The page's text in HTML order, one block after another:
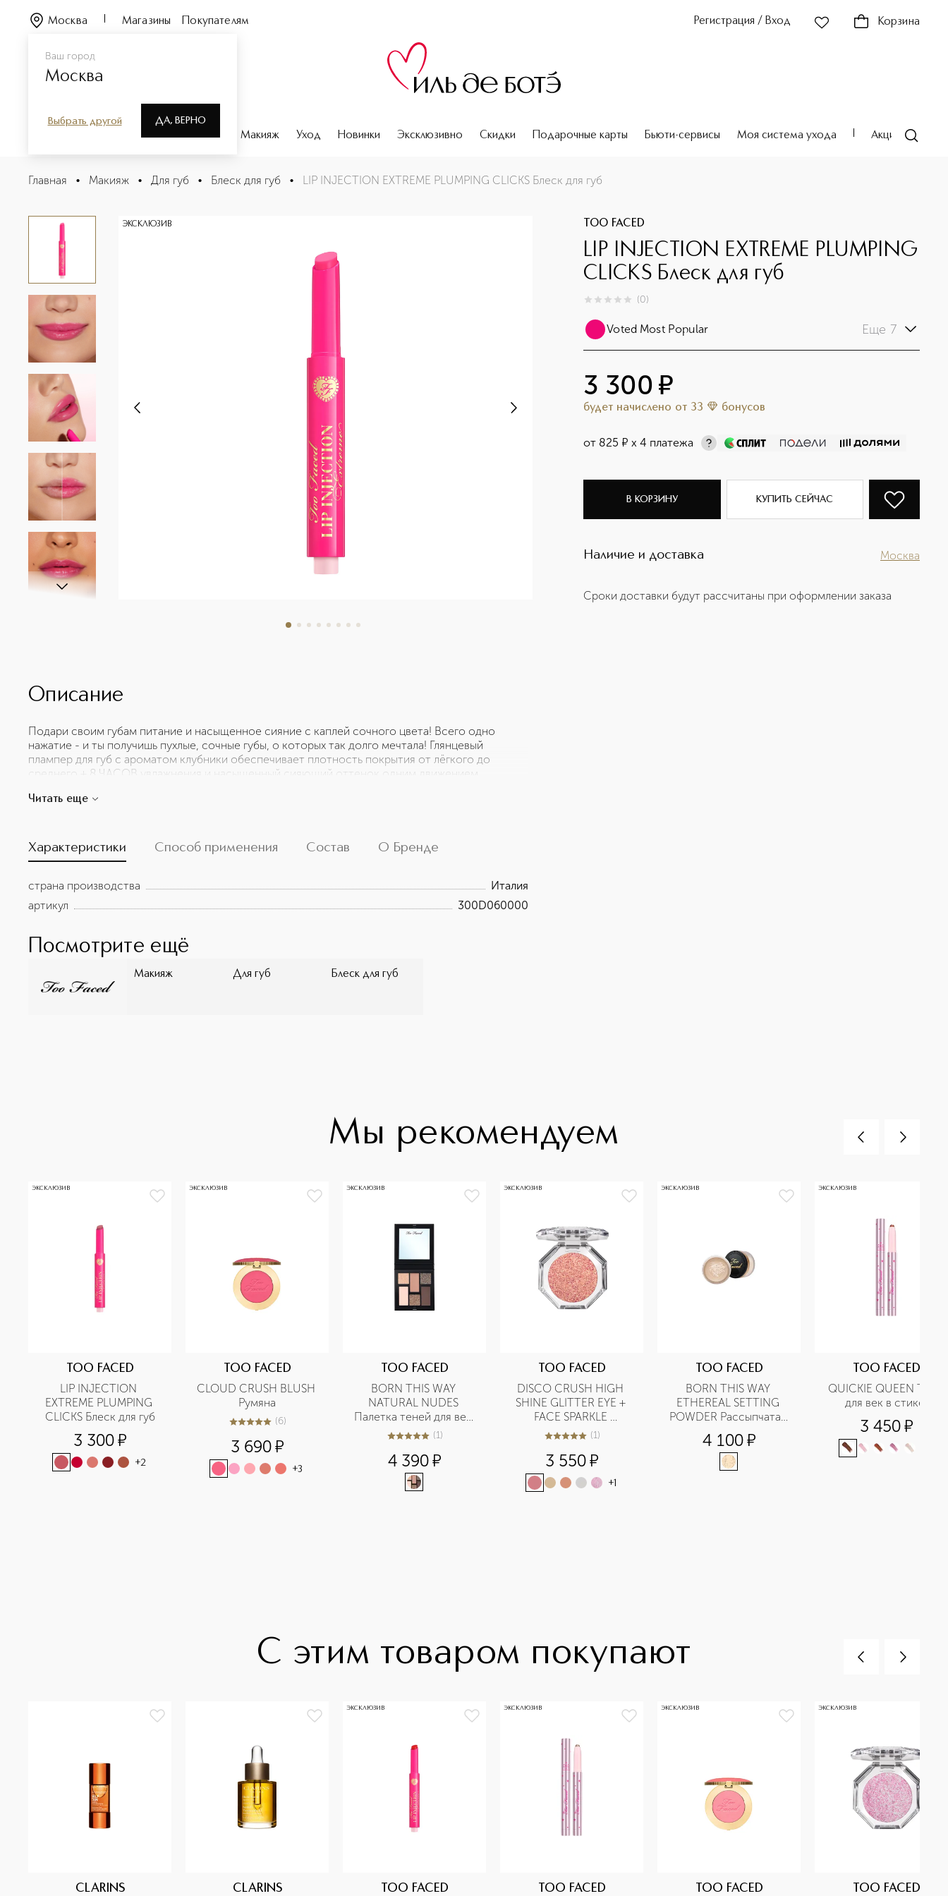
Ваш город
Москва
Выбрать другой ДА, ВЕРНО
Москва Магазины Покупателям Регистрация / Вход Корзина
Парфюмерия Макияж Уход Новинки Эксклюзивно Скидки Подарочные карты Бьюти-сервисы Моя система ухода Акции
LIP INJECTION EXTREME PLUMPING CLICKS Блеск для губ
Описание
Главная • Макияж • Для губ • Блеск для губ • LIP INJECTION EXTREME PLUMPING CLICKS Блеск для губ
ЭКСКЛЮЗИВ TOO FACED
LIP INJECTION EXTREME PLUMPING
CLICKS Блеск для губ
0из 0 (0)
Voted Most Popular Еще 7
3 300 ¤
будет начислено от 33 бонусов
от 825 ¤ х 4 платежа
В КОРЗИНУ КУПИТЬ СЕЙЧАС
Наличие и доставка Москва
Сроки доставки будут рассчитаны при оформлении заказа
Описание
Подари своим губам питание и насыщенное сияние с каплей сочного цвета! Всего одно
нажатие - и ты получишь пухлые, сочные губы, о которых так долго мечтала! Глянцевый
плампер для губ с ароматом клубники обеспечивает плотность покрытия от лёгкого до
среднего + 8 ЧАСОВ увлажнения и насыщенный сияющий оттенок одним движением.
Выпускается в 8 сочных оттенках для пухлых, напитанных губ. · Мгновенное увеличение губ ·
Читать еще
Характеристики Способ применения Состав О Бренде
страна производства
Италия
артикул
300D060000
Посмотрите ещё
Макияж Для губ Блеск для губ
Мы рекомендуем
ЭКСКЛЮЗИВ
TOO FACED
LIP INJECTION
EXTREME PLUMPING
CLICKS Блеск для губ
3 300¤
+2
ЭКСКЛЮЗИВ
TOO FACED
CLOUD CRUSH BLUSH
Румяна
5из 56 (6)
3 690¤
+3
ЭКСКЛЮЗИВ
TOO FACED
BORN THIS WAY
NATURAL NUDES
Палетка теней для век
Cold Smolder Nudes
5из 51 (1)
4 390¤
ЭКСКЛЮЗИВ
TOO FACED
DISCO CRUSH HIGH
SHINE GLITTER EYE +
FACE SPARKLE
Многофункциональный
глаз и лица
5из 51 (1)
3 550¤
+1
ЭКСКЛЮЗИВ
TOO FACED
BORN THIS WAY
ETHEREAL SETTING
POWDER Рассыпчатая
фиксирующая пудра
для лица
4 100¤
ЭКСКЛЮЗИВ
TOO FACED
QUICKIE QUEEN Тени
3 450¤
С этим товаром покупают
CLARINS CLARINS
ЭКСКЛЮЗИВ
TOO FACED
ЭКСКЛЮЗИВ
TOO FACED
ЭКСКЛЮЗИВ
TOO FACED
ЭКСКЛЮЗИВ
TOO FACED